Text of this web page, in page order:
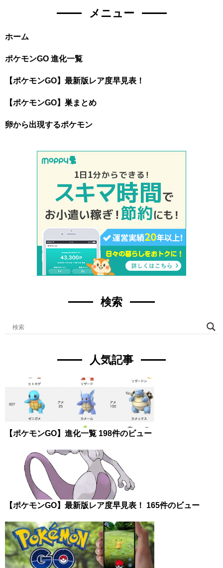
メニュー
ホーム
ポケモンGO 進化一覧
【ポケモンGO】最新版レア度早見表！
【ポケモンGO】巣まとめ
卵から出現するポケモン
検索
人気記事
【ポケモンGO】進化一覧 198件のビュー
【ポケモンGO】最新版レア度早見表！ 165件のビュー